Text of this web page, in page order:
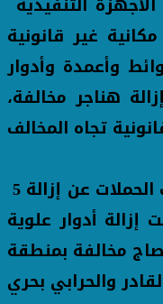
8 متغيرات مكانية غير قانونية
وأعمدة وأدوار
هناجر مخالفة،
وفي حي العامرية أول، أسفرت الحملات عن إزالة 5
إزالة أدوار علوية
صاج مخالفة بمنطقة